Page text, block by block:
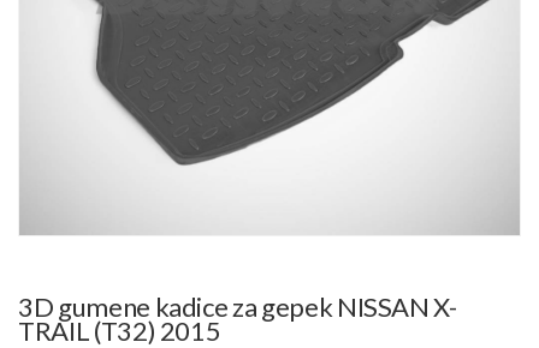
3D gumene kadice za gepek NISSAN X-
TRAIL (T32) 2015